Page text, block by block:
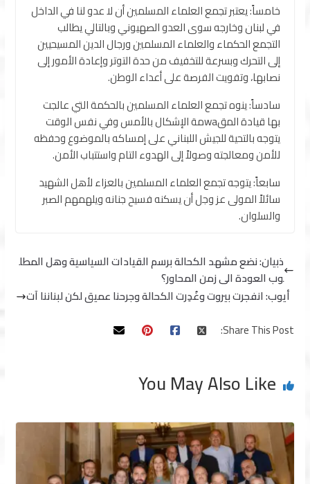
خامساً: يعتبر تجمع العلماء المسلمين أن لا عدو لنا في الداخل
في لبنان وخارجه سوى العدو الصهيوني وبالتالي يطالب
التجمع الحكماء والعلماء المسلمين ورجال الدين المسيحيين
إلى التحرك وبسرعة للتخفيف من حدة التوتر وإعادة الأمور إلى
نصابها، وتفويت الفرصة على أعداء الوطن.
سادساً: ينوه تجمع العلماء المسلمين بالحكمة التي عالجت
بها قيادة المقwaمة الإشكال بالأمس وفي نفس الوقت
يتوجه بالتحية للجيش اللبناني على إمساكه بالموضوع وحفظه
للأمن ومعالجته وصولاً إلى الهدوء التام واستتباب الأمن.
سابعاً: يتوجه تجمع العلماء المسلمين بالعزاء لأهل الشهيد
سائلاً المولى عز وجل أن يسكنه فسيح جنانه ويلهمهم الصبر
والسلوان.
ذبيان: نضع مشهد الكحالة برسم القيادات السياسية وهل المطل
وب العودة الى زمن المحاور؟
أيوب: انفجرت بيروت وغُدِرت الكحالة وجرحنا عميق لكن لبناننا آت
Share This Post:
You May Also Like